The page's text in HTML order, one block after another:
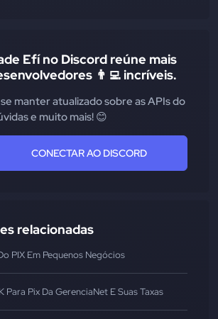
Efí no Discord reúne mais
👨‍💻 incríveis.
manter atualizado sobre as APIs do
e muito mais! 😊
CONECTAR AO DISCORD
relacionadas
PIX Em Pequenos Negócios
Para Pix Da GerenciaNet E Suas Taxas